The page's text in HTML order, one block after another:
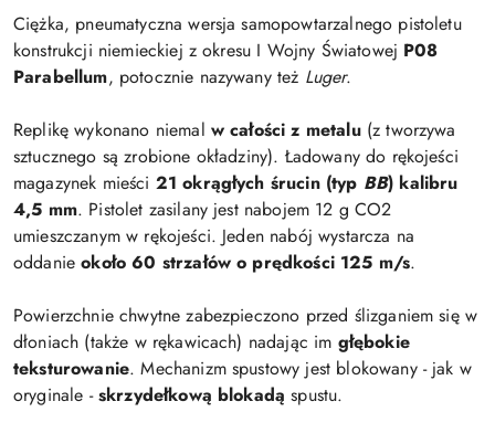
Ciężka, pneumatyczna wersja samopowtarzalnego pistoletu
konstrukcji niemieckiej z okresu I Wojny Światowej P08
Parabellum, potocznie nazywany też Luger.
Replikę wykonano niemal w całości z metalu (z tworzywa
sztucznego są zrobione okładziny). Ładowany do rękojeści
magazynek mieści 21 okrągłych śrucin (typ BB) kalibru
4,5 mm. Pistolet zasilany jest nabojem 12 g CO2
umieszczanym w rękojeści. Jeden nabój wystarcza na
oddanieokoło 60 strzałów o prędkości 125 m/s.
Powierzchnie chwytne zabezpieczono przed ślizganiem się w
dłoniach (także w rękawicach) nadając im głębokie
teksturowanie. Mechanizm spustowy jest blokowany - jak w
oryginale -skrzydełkową blokadą spustu.